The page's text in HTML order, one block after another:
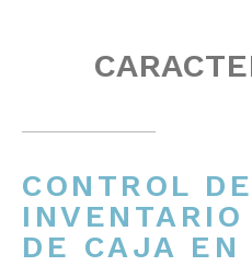
CONTROL DE
INVENTARIO
DE CAJA EN